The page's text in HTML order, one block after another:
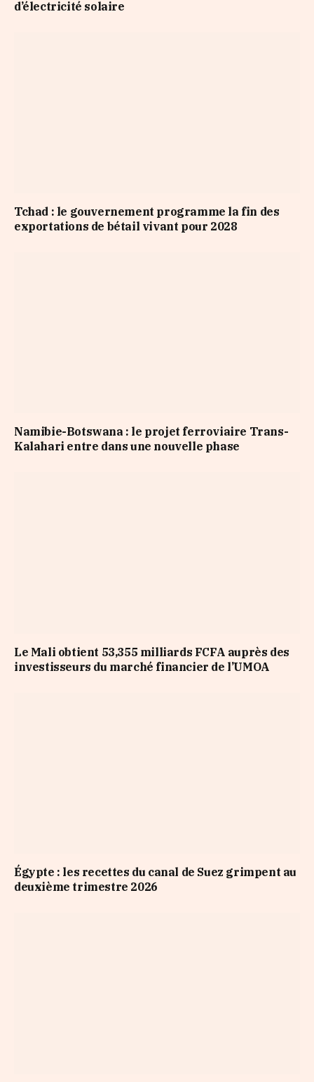
d’électricité solaire
Tchad : le gouvernement programme la fin des
exportations de bétail vivant pour 2028
Namibie-Botswana : le projet ferroviaire Trans-
Kalahari entre dans une nouvelle phase
Le Mali obtient 53,355 milliards FCFA auprès des
investisseurs du marché financier de l’UMOA
Égypte : les recettes du canal de Suez grimpent au
deuxième trimestre 2026